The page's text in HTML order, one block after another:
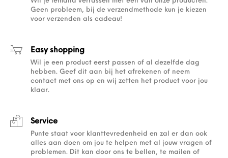
Geen probleem, bij de verzendmethode kun je kiezen
voor verzenden als cadeau!
Easy shopping
Wil je een product eerst passen of al dezelfde dag
hebben. Geef dit aan bij het afrekenen of neem
contact met ons op en wij zetten het product voor jou
klaar.
Service
Punte staat voor klanttevredenheid en zal er dan ook
alles aan doen om jou te helpen met al jouw vragen of
problemen. Dit kan door ons te bellen, te mailen of